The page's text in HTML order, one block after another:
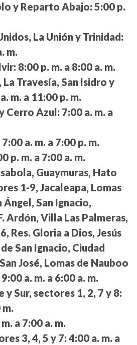
y Reparto Abajo: 5:00 p.
La Unión y Trinidad:
m.
8:00 p. m. a 8:00 a. m.
La Travesía, San Isidro y
m. a 11:00 p. m.
Cerro Azul: 7:00 a. m. a
7:00 a. m. a 7:00 p. m.
p. m. a 7:00 a. m.
Guaymuras, Hato
1-9, Jacaleapa, Lomas
Ángel, San Ignacio,
Ardón, Villa Las Palmeras,
Res. Gloria a Dios, Jesús
San Ignacio, Ciudad
José, Lomas de Nauboo
9:00 a. m. a 6:00 a. m.
Sur, sectores 1, 2, 7 y 8:
m.
a 7:00 a. m.
3, 4, 5 y 7: 4:00 a. m. a